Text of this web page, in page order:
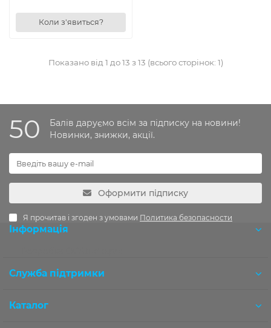
Коли з'явиться?
Показано від 1 до 13 з 13 (всього сторінок: 1)
50
Балів даруємо всім за підписку на новини!
Новинки, знижки, акції.
Оформити підписку
Я прочитав і згоден з умовами Политика безопасности
Інформація
Служба підтримки
Каталог